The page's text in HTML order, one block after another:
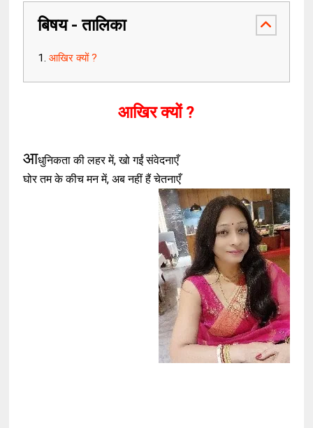
बिषय - तालिका
आखिर क्यों ?
आखिर क्यों ?
आधुनिकता की लहर में, खो गईं संवेदनाएँ
घोर तम के कीच मन में, अब नहीं हैं चेतनाएँ